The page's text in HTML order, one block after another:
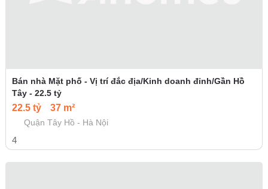
Bán nhà Mặt phố - Vị trí đắc địa/Kinh doanh đỉnh/Gần Hồ
Tây - 22.5 tỷ
22.5 tỷ 37 m²
Quận Tây Hồ - Hà Nội
4